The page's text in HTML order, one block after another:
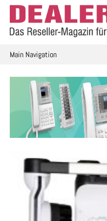
Skip
content
Main Navigation